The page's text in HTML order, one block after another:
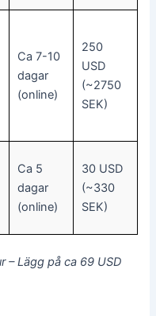
Ca 7-10
dagar
(online)
250
USD
(~2750
SEK)
Ca 5
dagar
(online)
30 USD
(~330
SEK)
– Lägg på ca 69 USD